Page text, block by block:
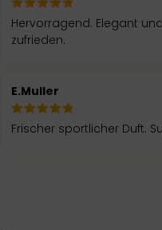
Hervorragend. Elegant
zufrieden.
E.Muller
Frischer sportlicher Duft.